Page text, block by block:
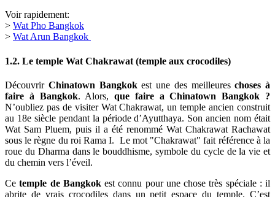
Voir rapidement:
> Wat Pho Bangkok
> Wat Arun Bangkok
1.2. Le temple Wat Chakrawat (temple aux crocodiles)
Découvrir Chinatown Bangkokest une des meilleureschoses à
faire à Bangkok. Alors,que faire a Chinatown Bangkok ?
N’oubliez pas de visiter Wat Chakrawat, un temple ancien construit
au 18e siècle pendant la période d’Ayutthaya. Son ancien nom était
Wat Sam Pluem, puis il a été renommé Wat Chakrawat Rachawat
sous le règne du roi Rama I. Le mot "Chakrawat" fait référence à la
roue du Dharma dans le bouddhisme, symbole du cycle de la vie et
du chemin vers l’éveil.
Cetemple de Bangkokest connu pour une chose très spéciale : il
abrite de vrais crocodiles dans un petit espace du temple. C’est